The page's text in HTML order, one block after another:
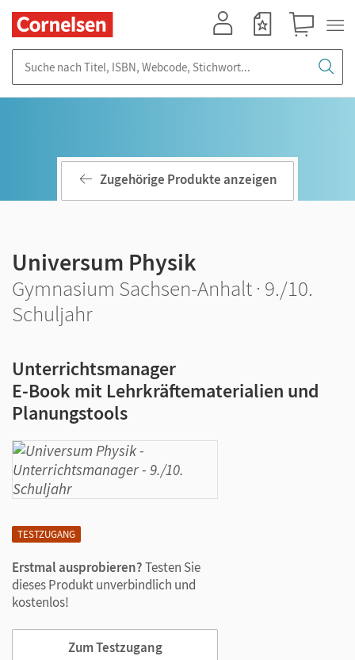
TESTZUGANG
Erstmal ausprobieren?Testen Sie
dieses Produkt unverbindlich und
kostenlos!
Zum Testzugang
Zugehörige Produkte anzeigen
Universum Physik
Gymnasium Sachsen-Anhalt · 9./10.
Schuljahr
Unterrichtsmanager
E-Book mit Lehrkräftematerialien und
Planungstools